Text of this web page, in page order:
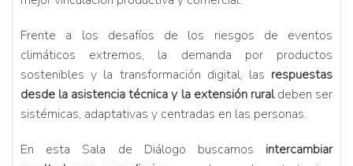
Frente a los desafíos de los riesgos de eventos
climáticos extremos, la demanda por productos
sostenibles y la transformación digital, las respuestas
desde la asistencia técnica y la extensión ruraldeben ser
sistémicas, adaptativas y centradas en las personas.
En esta Sala de Diálogo buscamos intercambiar